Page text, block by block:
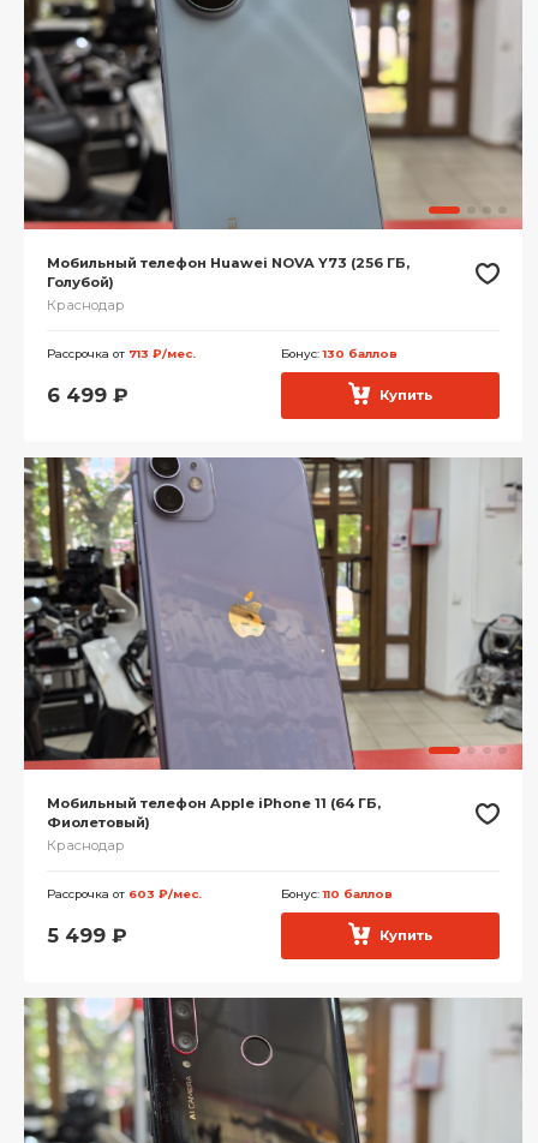
Мобильный телефон Huawei NOVA Y73 (256 ГБ,
Голубой)
Краснодар
Рассрочка от 713 ₽/мес. Бонус:130 баллов
6 499 ₽ Купить
Мобильный телефон Apple iPhone 11 (64 ГБ,
Фиолетовый)
Краснодар
Рассрочка от 603 ₽/мес. Бонус:110 баллов
5 499 ₽ Купить